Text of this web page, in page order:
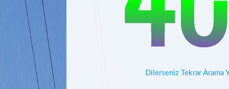
Dilerseniz Tekrar Arama